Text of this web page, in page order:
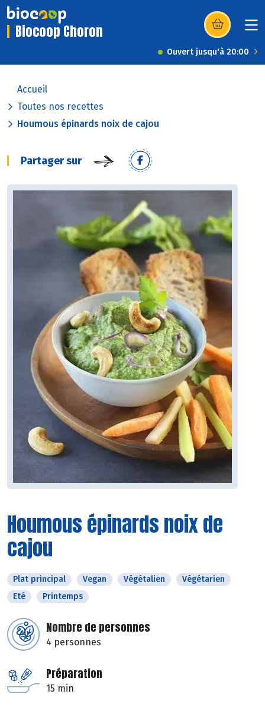
Biocoop Choron (s’ouvre dans
Ouvert jusqu'à 20:00
Accueil
Toutes nos recettes
Houmous épinards noix de cajou
Partager sur
Houmous épinards noix de
cajou
Plat principal Vegan Végétalien
Végétarien
Eté
Printemps
Nombre de personnes
4 personnes
Préparation
15 min